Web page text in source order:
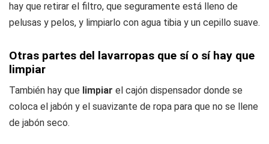
hay que retirar el filtro, que seguramente está lleno de
pelusas y pelos, y limpiarlo con agua tibia y un cepillo suave.
Otras partes del lavarropas que sí o sí hay que
limpiar
También hay que limpiar el cajón dispensador donde se
coloca el jabón y el suavizante de ropa para que no se llene
de jabón seco.